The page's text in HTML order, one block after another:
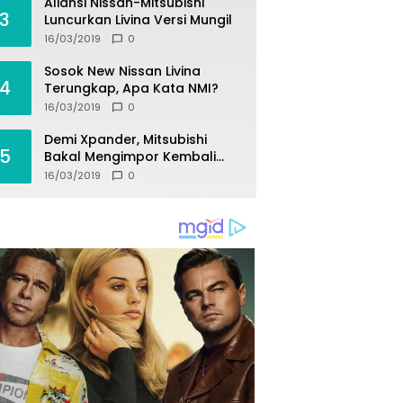
3
Luncurkan Livina Versi Mungil
16/03/2019 0
4
Sosok New Nissan Livina
Terungkap, Apa Kata NMI?
16/03/2019 0
5
Demi Xpander, Mitsubishi
Bakal Mengimpor Kembali
Pajero Sport
16/03/2019 0